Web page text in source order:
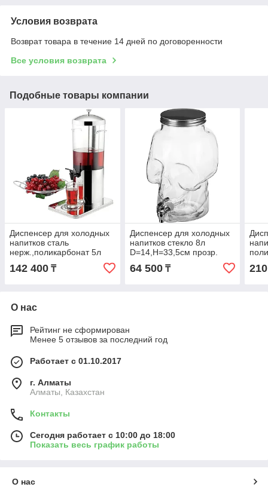
Условия возврата
Возврат товара в течение 14 дней по договоренности
Все условия возврата
Подобные товары компании
Диспенсер для холодных
напитков сталь
нерж.,поликарбонат 5л
D=1,H=513,L=330,B=220мм
металлич.,прозр.
142 400 ₸
Диспенсер для холодных
напитков стекло 8л
D=14,H=33,5см прозр.
64 500₸
О нас
Рейтинг не сформирован
Менее 5 отзывов за последний год
Работает с 01.10.2017
г. Алматы
Алматы, Казахстан
Контакты
Сегодня работает с 10:00 до 18:00
Показать весь график работы
О нас